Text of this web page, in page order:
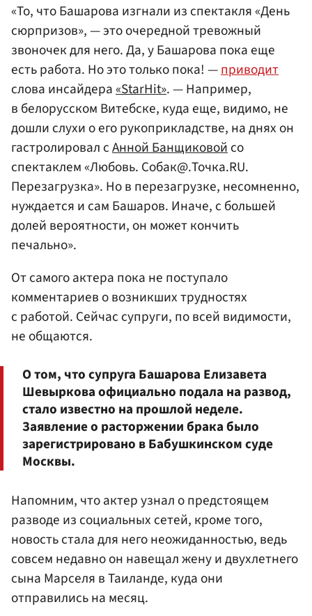
«То, что Башарова изгнали из спектакля «День
сюрпризов», — это очередной тревожный
звоночек для него. Да, у Башарова пока еще
есть работа. Но это только пока! —приводит
слова инсайдера«StarHit». — Например,
в белорусском Витебске, куда еще, видимо, не
дошли слухи о его рукоприкладстве, на днях он
гастролировал сАнной Банщиковойсо
спектаклем «Любовь. Собак@.Точка.RU.
Перезагрузка». Но в перезагрузке, несомненно,
нуждается и сам Башаров. Иначе, с большей
долей вероятности, он может кончить
печально».
От самого актера пока не поступало
комментариев о возникших трудностях
с работой. Сейчас супруги, по всей видимости,
не общаются.
О том, что супруга Башарова Елизавета
Шевыркова официально подала на развод,
стало известно на прошлой неделе.
Заявление о расторжении брака было
зарегистрировано в Бабушкинском суде
Москвы.
Напомним, что актер узнал о предстоящем
разводе из социальных сетей, кроме того,
новость стала для него неожиданностью, ведь
совсем недавно он навещал жену и двухлетнего
сына Марселя в Таиланде, куда они
отправились на месяц.